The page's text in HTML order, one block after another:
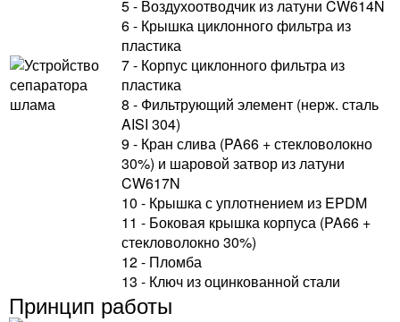
5 - Воздухоотводчик из латуни CW614N
6 - Крышка циклонного фильтра из
пластика
7 - Корпус циклонного фильтра из
пластика
8 - Фильтрующий элемент (нерж. сталь
AISI 304)
9 - Кран слива (PA66 + стекловолокно
30%) и шаровой затвор из латуни
CW617N
10 - Крышка с уплотнением из EPDM
11 - Боковая крышка корпуса (PA66 +
стекловолокно 30%)
12 - Пломба
13 - Ключ из оцинкованной стали
Принцип работы